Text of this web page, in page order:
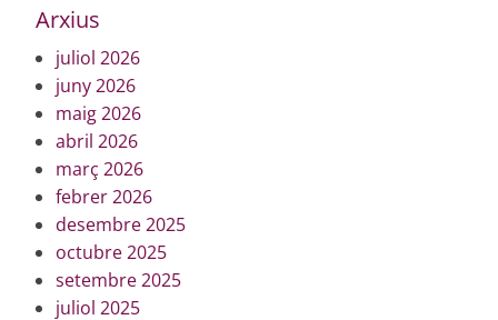
Arxius
juliol 2026
juny 2026
maig 2026
abril 2026
març 2026
febrer 2026
desembre 2025
octubre 2025
setembre 2025
juliol 2025